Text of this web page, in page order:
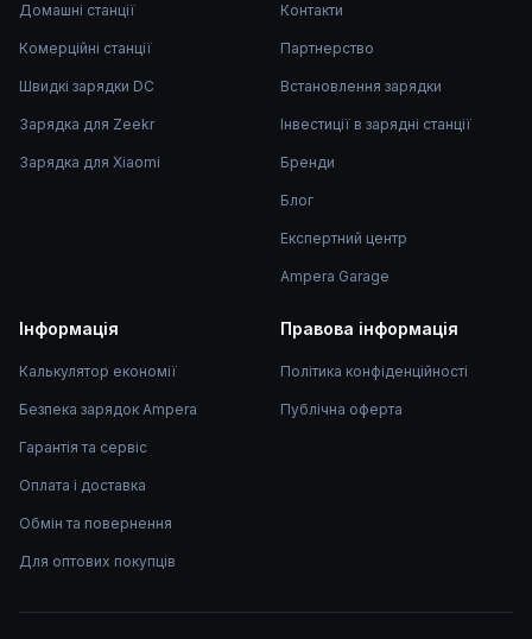
Домашні станції
Комерційні станції
Швидкі зарядки DC
Зарядка для Zeekr
Зарядка для Xiaomi
Контакти
Партнерство
Встановлення зарядки
Інвестиції в зарядні станції
Бренди
Блог
Експертний центр
Ampera Garage
Інформація
Калькулятор економії
Безпека зарядок Ampera
Гарантія та сервіс
Оплата і доставка
Обмін та повернення
Для оптових покупців
Правова інформація
Політика конфіденційності
Публічна оферта